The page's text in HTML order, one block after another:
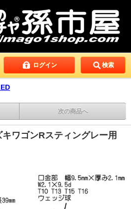
ログイン 検索
次の商品へ
ワゴンRスティングレー用